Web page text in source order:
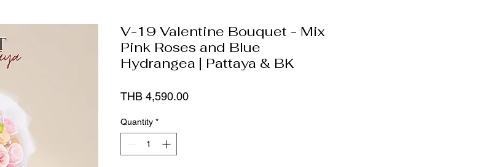
V-19 Valentine Bouquet - Mix
Pink Roses and Blue
Hydrangea | Pattaya & BK
THB 4,590.00Price
Quantity *